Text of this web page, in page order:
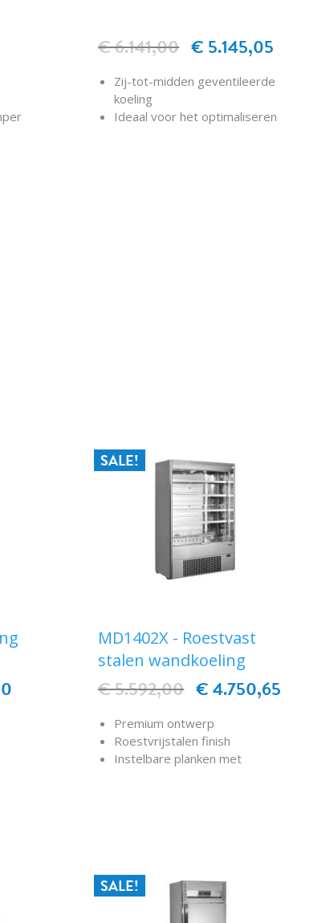
€ 5.145,05
€ 6.141,00
Zij-tot-midden geventileerde
koeling
Ideaal voor het optimaliseren
SALE!
MD1402X - Roestvast
stalen wandkoeling
€ 4.750,65
€ 5.592,00
Premium ontwerp
Roestvrijstalen finish
Instelbare planken met
Digitale regelaar en
temperatuurweergave
SALE!